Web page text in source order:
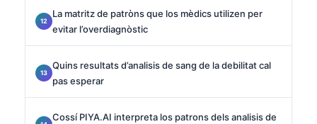
La matritz de patròns que los mèdics utilizen per
evitar l’overdiagnòstic
Quins resultats d’analisis de sang de la debilitat cal
pas esperar
Cossí PIYA.AI interpreta los patrons dels analisis de